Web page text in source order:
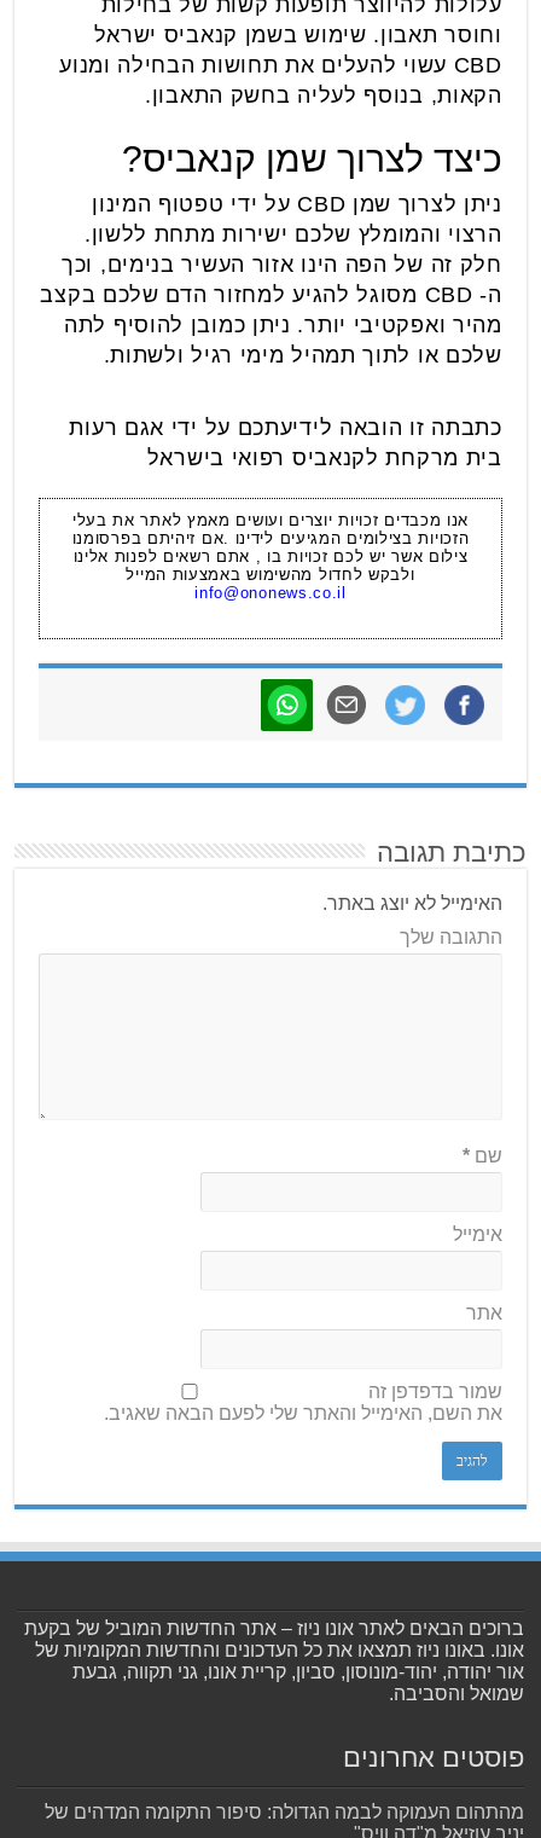
וחוסר תאבון. שימוש בשמן קנאביס ישראל
CBD עשוי להעלים את תחושות הבחילה ומנוע
הקאות, בנוסף לעליה בחשק התאבון.
כיצד לצרוך שמן קנאביס?
ניתן לצרוך שמן CBD על ידי טפטוף המינון
הרצוי והמומלץ שלכם ישירות מתחת ללשון.
חלק זה של הפה הינו אזור העשיר בנימים, וכך
ה- CBD מסוגל להגיע למחזור הדם שלכם בקצב
מהיר ואפקטיבי יותר. ניתן כמובן להוסיף לתה
שלכם או לתוך תמהיל מימי רגיל ולשתות.
כתבתה זו הובאה לידיעתכם על ידי אגם רעות
בית מרקחת לקנאביס רפואי בישראל
אנו מכבדים זכויות יוצרים ועושים מאמץ לאתר את בעלי
הזכויות בצילומים המגיעים לידינו .אם זיהיתם בפרסומנו
צילום אשר יש לכם זכויות בו , אתם רשאים לפנות אלינו
ולבקש לחדול מהשימוש באמצעות המייל
info@ononews.co.il
כתיבת תגובה
האימייל לא יוצג באתר.
התגובה שלך
שם*
אימייל
אתר
שמור בדפדפן זה
את השם, האימייל והאתר שלי לפעם הבאה שאגיב.
ברוכים הבאים לאתר אונו ניוז – אתר החדשות המוביל של בקעת
אונו. באונו ניוז תמצאו את כל העדכונים והחדשות המקומיות של
אור יהודה, יהוד-מונוסון, סביון, קריית אונו, גני תקווה, גבעת
שמואל והסביבה.
פוסטים אחרונים
מהתהום העמוקה לבמה הגדולה: סיפור התקומה המדהים של
יניב עוזיאל מ"דה וויס"